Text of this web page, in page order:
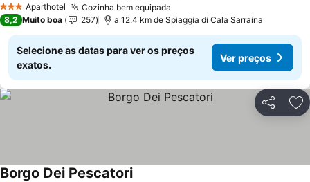
3 EstrelasAparthotel Cozinha bem equipada
8,2 Muito boa 257 a 12.4 km de Spiaggia di Cala Sarraina
Selecione as datas para ver os preços
exatos.
Ver preços
Partilhar
Borgo Dei Pescatori